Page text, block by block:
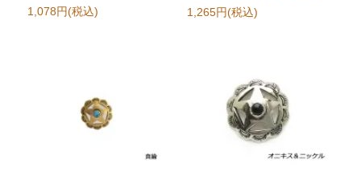
1,078円(税込)
1,265円(税込)